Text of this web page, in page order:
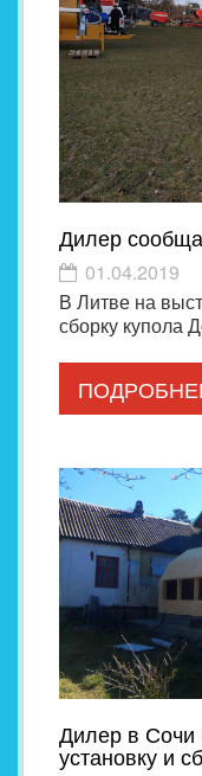
Дилер
01.04.2019
В Литве на
сборку купола
Дилер в Сочи
установку и